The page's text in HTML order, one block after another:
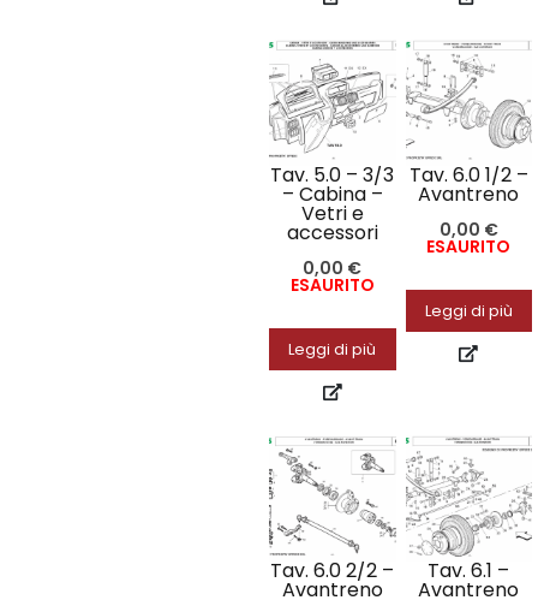
Tav. 5.0 – 3/3
– Cabina –
Vetri e
accessori
0,00 €
ESAURITO
Leggi di più
Tav. 6.0 1/2 –
Avantreno
0,00 €
ESAURITO
Leggi di più
Tav. 6.0 2/2 –
Avantreno
Tav. 6.1 –
Avantreno